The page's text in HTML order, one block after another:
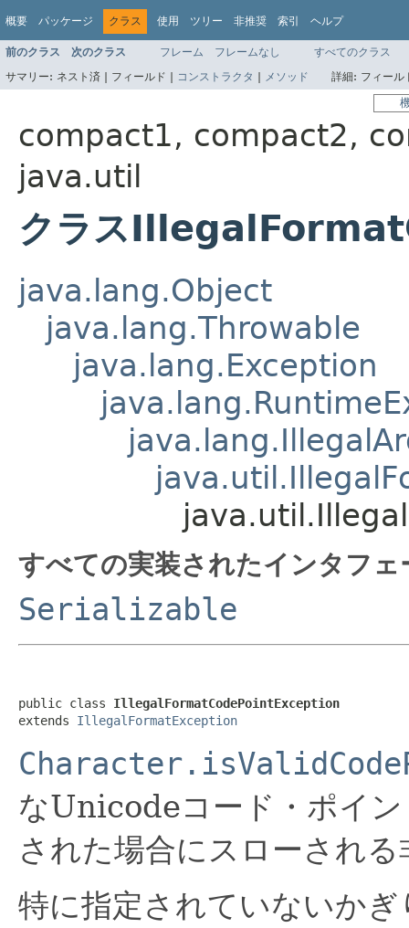
概要 パッケージ クラス 使用 ツリー 非推奨 索引 ヘルプ
前のクラス 次のクラス フレーム フレームなし
すべてのクラス
サマリー: ネスト済 | フィールド | コンストラクタ | メソッド 詳細: フィー
compact1, compact2,
java.util
クラス
java.lang.Object
java.lang.Throwable
java.lang.Exception
すべての実装されたインタフ
Serializable
public class IllegalFormatCodePointException
extends IllegalFormatException
なUnicodeコード・ポイ
された場合にスローされ
特に指定されていないかぎ